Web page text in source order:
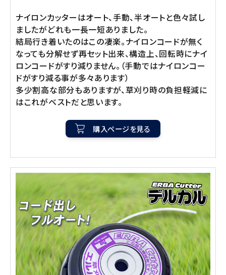
ナイロンカッターはオート、手動、半オートと色々試し
ましたがどれも一長一短ありました。
結局行き着いたのはこの凄楽。ナイロンコードが無く
なっても分解せず再セット出来、構造上、回転時にナイ
ロンコードがすり減りません。（手動ではナイロンコー
ドがすり減る事が多々あります）
多少割高な部分もありますが、草刈り時の負担軽減に
はこれがベストだと思います。
購入ページを見る